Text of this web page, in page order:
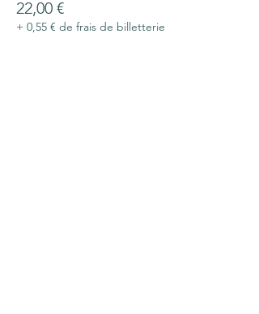
22,00 €
+ 0,55 € de frais de billetterie